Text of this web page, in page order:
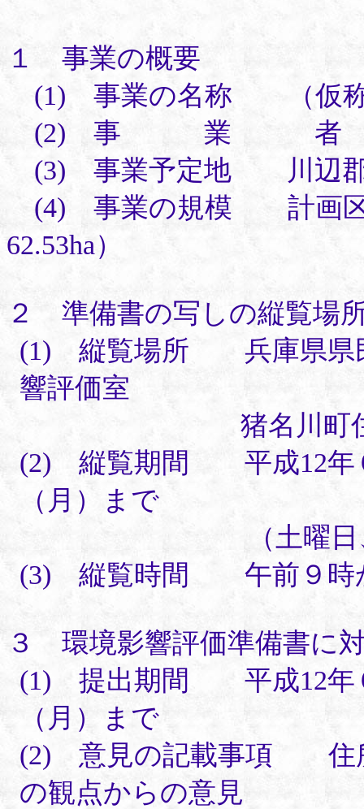
１ 事業の概要
(1) 事業の名称 （仮称
(2) 事 業 者 株
(3) 事業予定地 川辺郡
(4) 事業の規模 計画区域
62.53ha）
２ 準備書の写しの縦覧場
(1) 縦覧場所 兵庫県県民
響評価室
猪名川町住
(2) 縦覧期間 平成12年６
（月）まで
（土曜日、日曜
(3) 縦覧時間 午前９時
３ 環境影響評価準備書に
(1) 提出期間 平成12年６
（月）まで
(2) 意見の記載事項 住所
の観点からの意見